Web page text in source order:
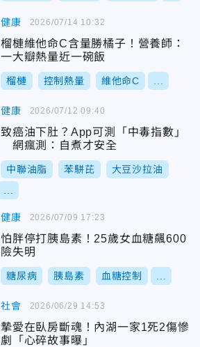
健康
榴槤維他命C含量勝橘子！營養師：
一大瓣熱量近一碗飯
榴槤 控制熱量 維他命C
2026/07/14 10:32
健康
致癌油下肚？App可測「中毒指數」
網瘋測：自煮才安全
中聯油脂 苯駢芘 大豆沙拉油
2026/07/12 09:40
健康
怕胖停打胰島素！25歲女血糖飆600
險失明
糖尿病 胰島素 血糖控制
2026/07/09 17:23
社會
摯愛在臥房斷魂！內湖一家1死2傷慘
劇「心碎故事曝」
2026/06/29 14:53